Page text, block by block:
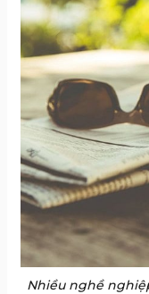
Nhiều nghề